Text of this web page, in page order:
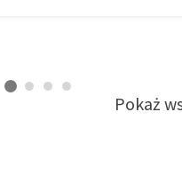
Pokaż